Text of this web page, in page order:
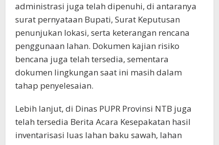
administrasi juga telah dipenuhi, di antaranya
surat pernyataan Bupati, Surat Keputusan
penunjukan lokasi, serta keterangan rencana
penggunaan lahan. Dokumen kajian risiko
bencana juga telah tersedia, sementara
dokumen lingkungan saat ini masih dalam
tahap penyelesaian.
Lebih lanjut, di Dinas PUPR Provinsi NTB juga
telah tersedia Berita Acara Kesepakatan hasil
inventarisasi luas lahan baku sawah, lahan